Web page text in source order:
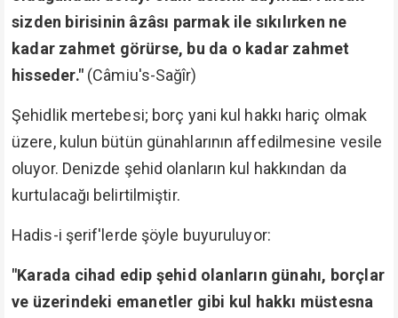
sizden birisinin âzâsı parmak ile sıkılırken ne
kadar zahmet görürse, bu da o kadar zahmet
hisseder." (Câmiu's-Sağîr)
Şehidlik mertebesi; borç yani kul hakkı hariç olmak
üzere, kulun bütün günahlarının affedilmesine vesile
oluyor. Denizde şehid olanların kul hakkından da
kurtulacağı belirtilmiştir.
Hadis-i şerif'lerde şöyle buyuruluyor:
"Karada cihad edip şehid olanların günahı, borçlar
ve üzerindeki emanetler gibi kul hakkı müstesna